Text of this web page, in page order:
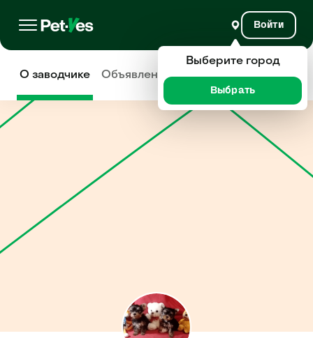
Войти
О заводчике Объявления Отзывы
Выберите город
Выбрать